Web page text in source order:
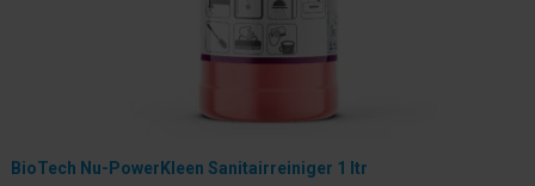
BioTech Nu-PowerKleen Sanitairreiniger 1 ltr